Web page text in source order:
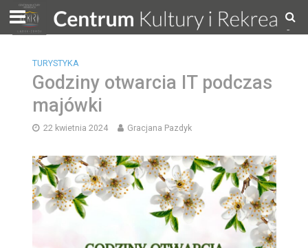
TURYSTYKA
Godziny otwarcia IT podczas
majówki
22 kwietnia 2024 Gracjana Pazdyk